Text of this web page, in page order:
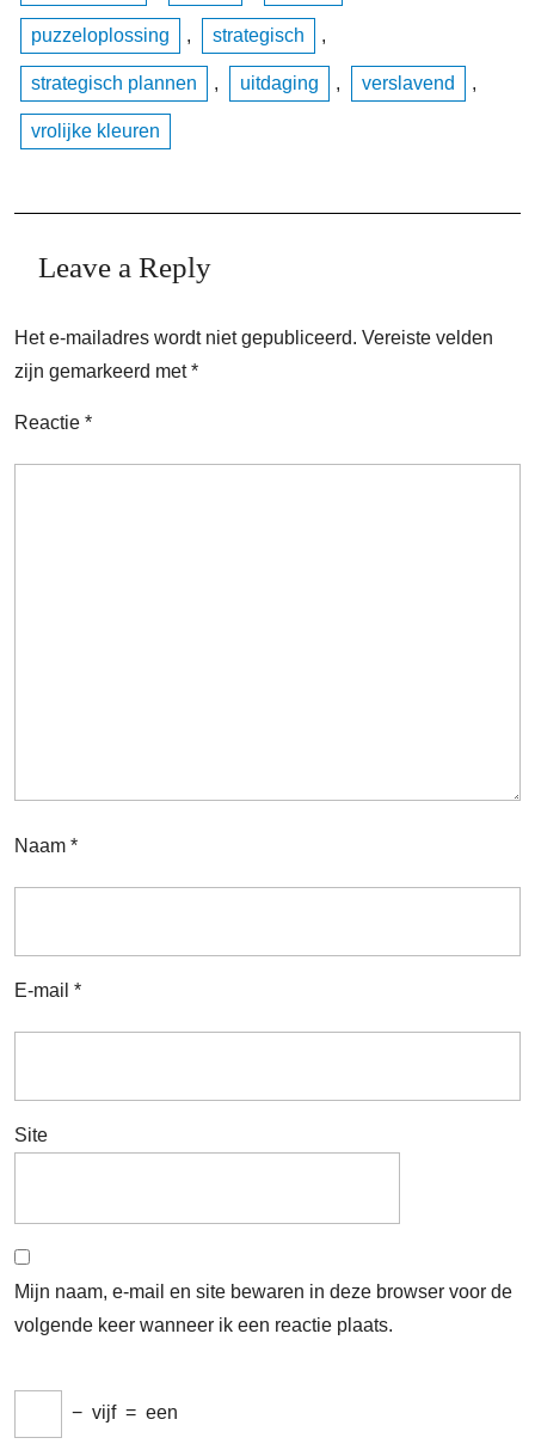
puzzeloplossing , strategisch ,
strategisch plannen , uitdaging , verslavend ,
vrolijke kleuren
Leave a Reply
Het e-mailadres wordt niet gepubliceerd. Vereiste velden
zijn gemarkeerd met*
Reactie *
Naam *
E-mail *
Site
Mijn naam, e-mail en site bewaren in deze browser voor de
volgende keer wanneer ik een reactie plaats.
− vijf = een